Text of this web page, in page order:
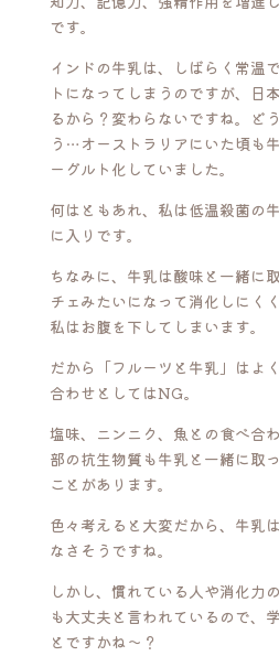
です。
インドの牛乳は、しばらく常温
トになってしまうのですが、日
るから？変わらないですね。ど
う…オーストラリアにいた頃も
ーグルト化していました。
何はともあれ、私は低温殺菌の
に入りです。
ちなみに、牛乳は酸味と一緒に
チェみたいになって消化しにく
私はお腹を下してしまいます。
だから「フルーツと牛乳」はよ
合わせとしてはNG。
塩味、ニンニク、魚との食べ合
部の抗生物質も牛乳と一緒に取
ことがあります。
色々考えると大変だから、牛乳
なさそうですね。
しかし、慣れている人や消化力
も大丈夫と言われているので、
とですかね〜？